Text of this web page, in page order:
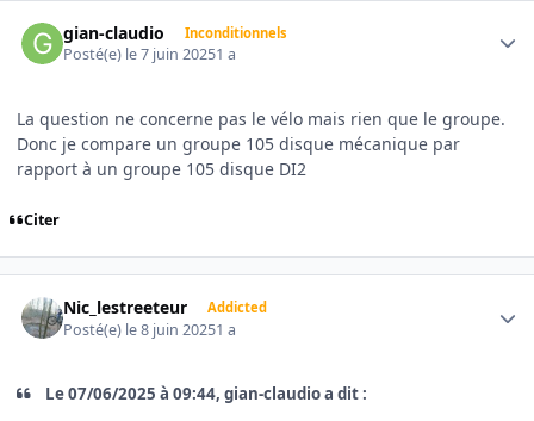
gian-claudio Inconditionnels
Posté(e) le 7 juin 20251 a
La question ne concerne pas le vélo mais rien que le groupe.
Donc je compare un groupe 105 disque mécanique par
rapport à un groupe 105 disque DI2
Citer
Nic_lestreeteur Addicted
Posté(e) le 8 juin 20251 a
Le 07/06/2025 à 09:44, gian-claudio a dit :